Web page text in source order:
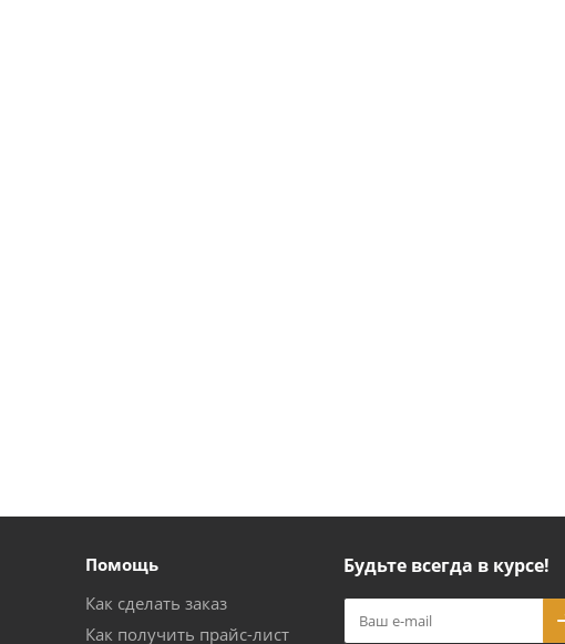
Помощь
Как сделать заказ
Как получить прайс-лист
Будьте всегда в курсе!